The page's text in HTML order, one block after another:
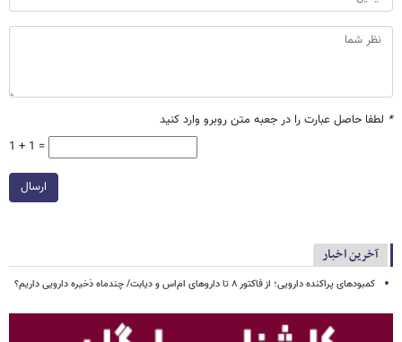
* لطفا حاصل عبارت را در جعبه متن روبرو وارد کنید
1 + 1 =
ارسال
آخرین اخبار
کمبودهای پراکنده دارویی؛ از فاکتور ۸ تا داروهای ام‌اس و دیابت/ چندماه ذخیره دارویی داریم؟